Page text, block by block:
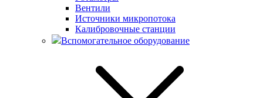
Вентили
Источники микропотока
Калибровочные станции
Вспомогательное оборудование